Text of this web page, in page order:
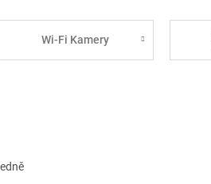
Wi-Fi Kamery